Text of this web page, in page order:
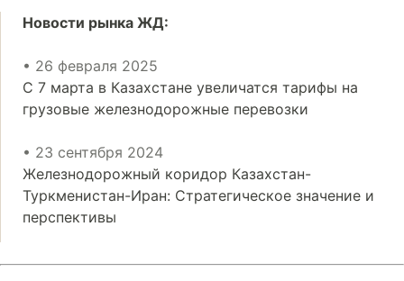
Новости рынка ЖД:
• 26 февраля 2025
С 7 марта в Казахстане увеличатся тарифы на
грузовые железнодорожные перевозки
• 23 сентября 2024
Железнодорожный коридор Казахстан-
Туркменистан-Иран: Стратегическое значение и
перспективы